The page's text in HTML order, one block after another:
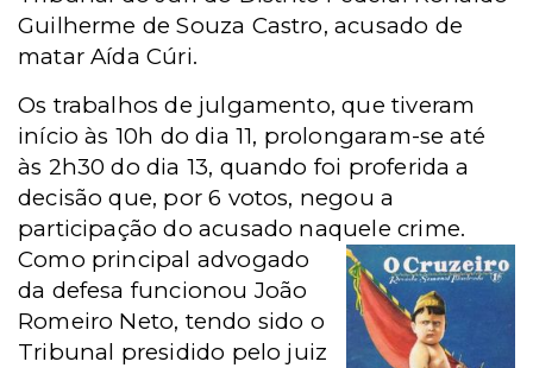
Guilherme de Souza Castro, acusado de
matar Aída Cúri.
Os trabalhos de julgamento, que tiveram
início às 10h do dia 11, prolongaram-se até
às 2h30 do dia 13, quando foi proferida a
decisão que, por 6 votos, negou a
participação do acusado naquele crime.
Como principal advogado
da defesa funcionou João
Romeiro Neto, tendo sido o
Tribunal presidido pelo juiz